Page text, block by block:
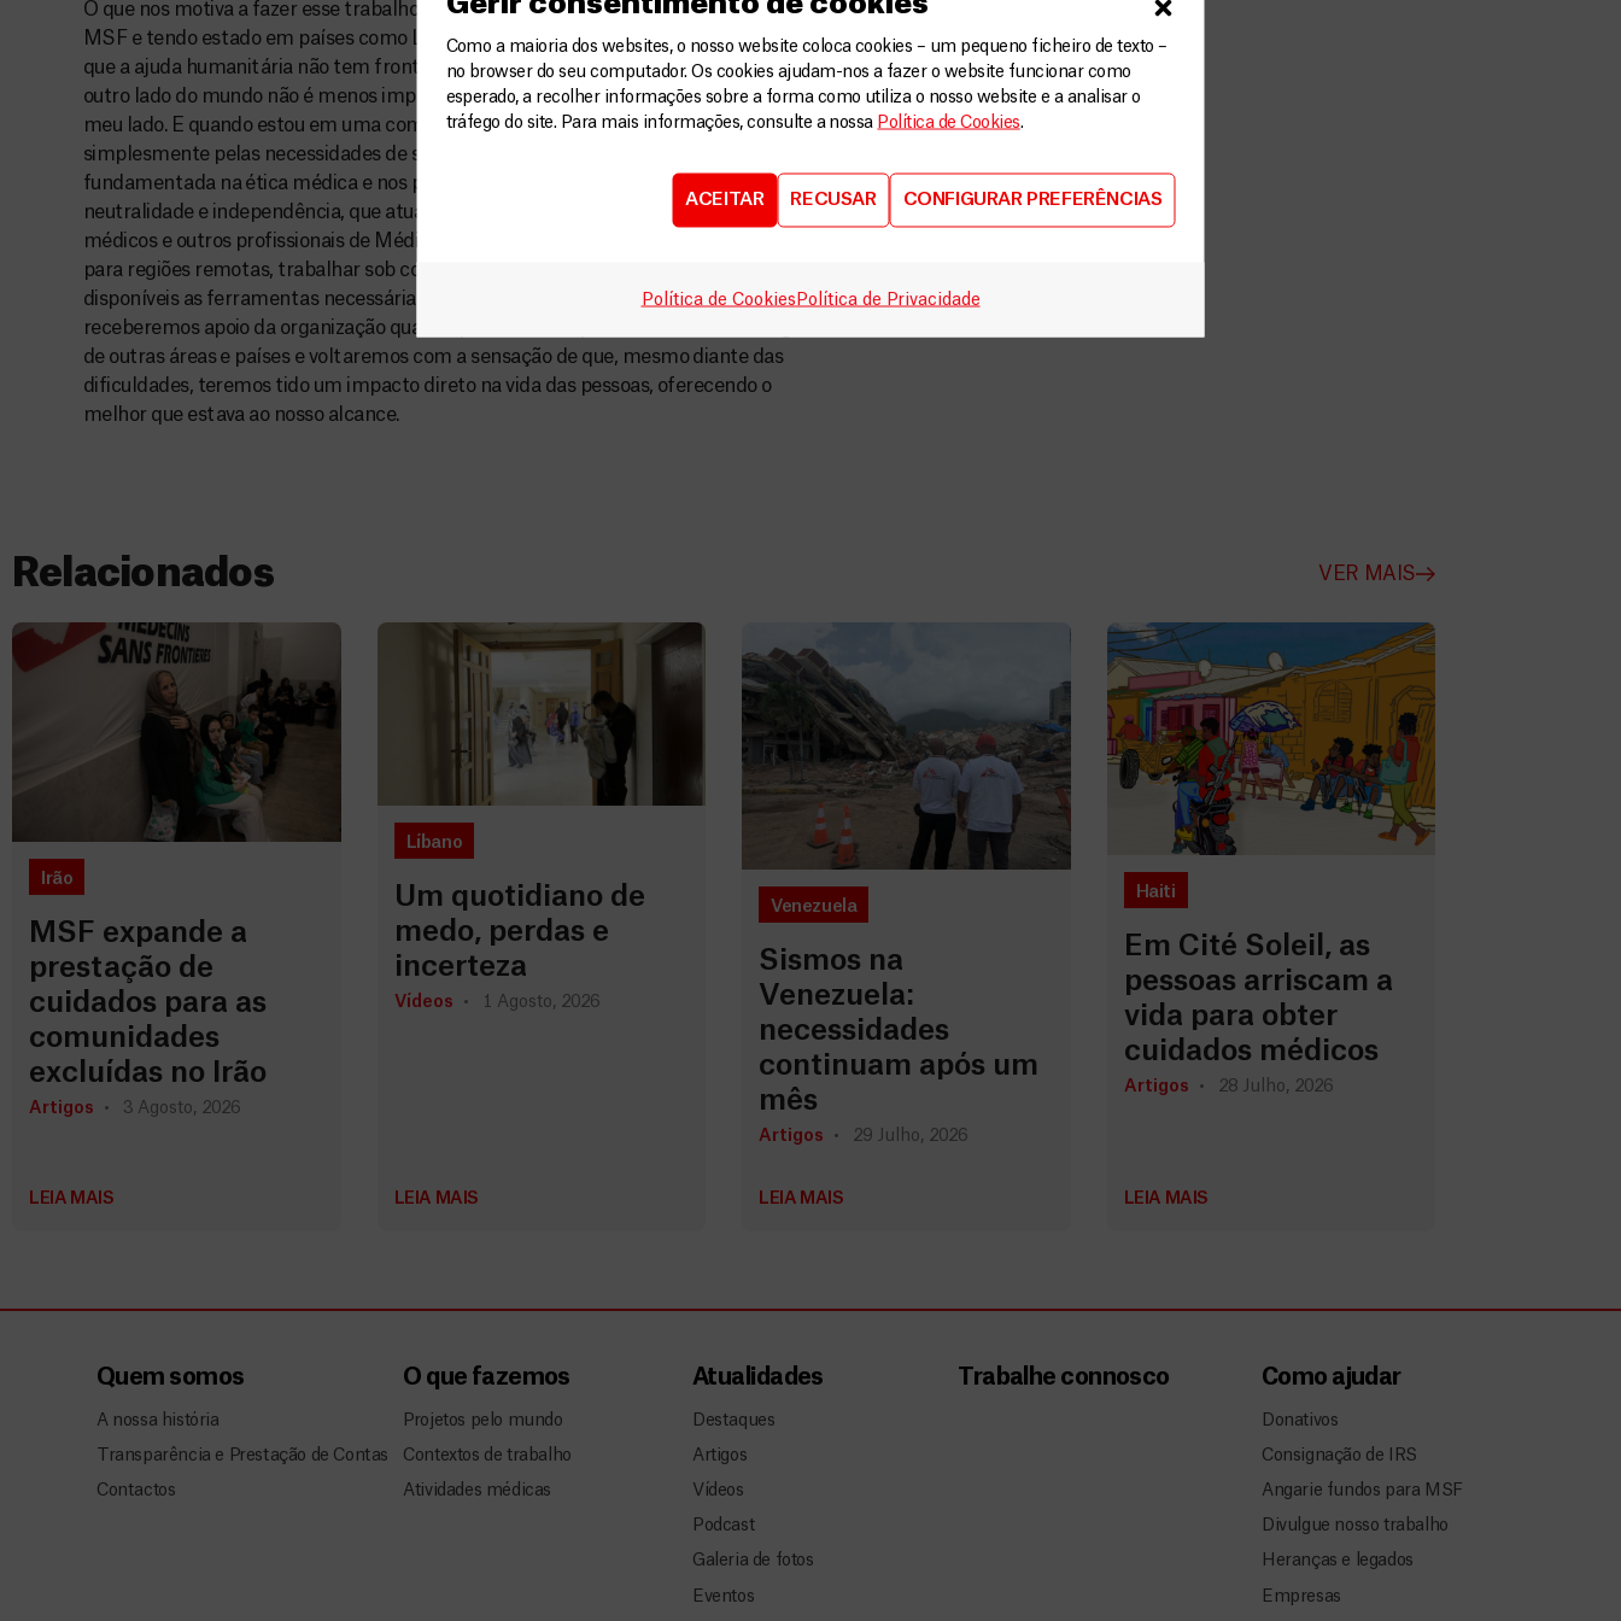
Como a maioria dos websites, o nosso website coloca cookies – um pequeno ficheiro de texto –
no browser do seu computador. Os cookies ajudam-nos a fazer o website funcionar como
esperado, a recolher informações sobre a forma como utiliza o nosso website e a analisar o
tráfego do site. Para mais informações, consulte a nossa Política de Cookies.
ACEITAR RECUSAR CONFIGURAR PREFERÊNCIAS
Política de Cookies Política de Privacidade
O que nos motiva a fazer esse trabalho? Como médica, trabalhando há sete anos com
MSF e tendo estado em países como Líbia, Somália, Camarões, Bolívia eu acredito
que a ajuda humanitária não tem fronteiras. O sofrimento de alguém que está do
outro lado do mundo não é menos importante do que o de uma pessoa que está ao
meu lado. E quando estou em uma comunidade, sei que nossa presença é determinada
simplesmente pelas necessidades de saúde das pessoas. É com base nessa premissa,
fundamentada na ética médica e nos princípios humanitários de imparcialidade,
neutralidade e independência, que atuamos. É graças a essa convicção que nós,
médicos e outros profissionais de Médicos Sem Fronteiras, nos disponibilizamos a ir
para regiões remotas, trabalhar sob condições adversas, mas sabendo que teremos
disponíveis as ferramentas necessárias para atender nossos pacientes, que
receberemos apoio da organização quando precisamos, aprenderemos com colegas
de outras áreas e países e voltaremos com a sensação de que, mesmo diante das
dificuldades, teremos tido um impacto direto na vida das pessoas, oferecendo o
melhor que estava ao nosso alcance.
Relacionados VER MAIS
Irão
MSF expande a
prestação de
cuidados para as
comunidades
excluídas no Irão
Artigos 3 Agosto, 2026
LEIA MAIS
Líbano
Um quotidiano de
medo, perdas e
incerteza
Vídeos 1 Agosto, 2026
LEIA MAIS
Venezuela
Sismos na
Venezuela:
necessidades
continuam após um
mês
Artigos 29 Julho, 2026
LEIA MAIS
Haiti
Em Cité Soleil, as
pessoas arriscam a
vida para obter
cuidados médicos
Artigos 28 Julho, 2026
LEIA MAIS
Quem somos
A nossa história
Transparência e Prestação de Contas
Contactos
O que fazemos
Projetos pelo mundo
Contextos de trabalho
Atividades médicas
Atualidades
Destaques
Artigos
Vídeos
Podcast
Galeria de fotos
Eventos
Trabalhe connosco Como ajudar
Donativos
Consignação de IRS
Angarie fundos para MSF
Divulgue nosso trabalho
Heranças e legados
Empresas